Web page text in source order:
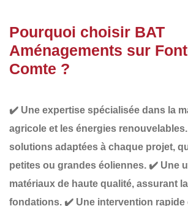
Pourquoi choisir BAT
Aménagements sur
Comte ?
✔️ Une expertise spécialisée dans la
agricole et les énergies renouvelables.
solutions adaptées à chaque projet,
petites ou grandes éoliennes. ✔️ Une
matériaux de haute qualité, assurant
fondations. ✔️ Une intervention rapide